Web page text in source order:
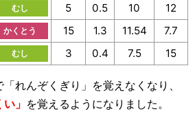
むし 5 0.5 10
12
かくとう 15 1.3 11.54
7.7
むし 3 0.4 7.5 15
れんぞくぎり」を覚えなくなり、
い」 を覚えるようになりました。